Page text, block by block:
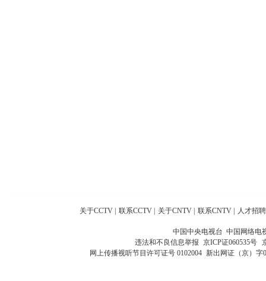
关于CCTV 联系CCTV 关于CNTV 联系CNTV 人才招聘
中国中央电视台 中国网络电
违法和不良信息举报 京ICP证060535号
网上传播视听节目许可证号 0102004 新出网证（京）